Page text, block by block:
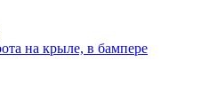
на крыле, в бампере